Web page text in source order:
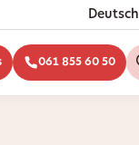
Deutsch
061 855 60 50